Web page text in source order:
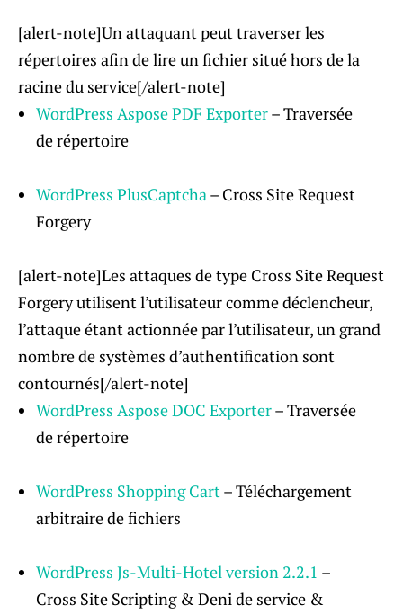
[alert-note]Un attaquant peut traverser les
répertoires afin de lire un fichier situé hors de la
racine du service[/alert-note]
WordPress Aspose PDF Exporter– Traversée
de répertoire
WordPress PlusCaptcha– Cross Site Request
Forgery
[alert-note]Les attaques de type Cross Site Request
Forgery utilisent l’utilisateur comme déclencheur,
l’attaque étant actionnée par l’utilisateur, un grand
nombre de systèmes d’authentification sont
contournés[/alert-note]
WordPress Aspose DOC Exporter– Traversée
de répertoire
WordPress Shopping Cart– Téléchargement
arbitraire de fichiers
WordPress Js-Multi-Hotelversion 2.2.1 –
Cross Site Scripting & Deni de service &